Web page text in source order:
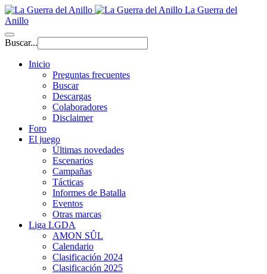
La Guerra del
Anillo
Buscar...
Inicio
Preguntas frecuentes
Buscar
Descargas
Colaboradores
Disclaimer
Foro
El juego
Últimas novedades
Escenarios
Campañas
Tácticas
Informes de Batalla
Eventos
Otras marcas
Liga LGDA
AMON SÛL
Calendario
Clasificación 2024
Clasificación 2025